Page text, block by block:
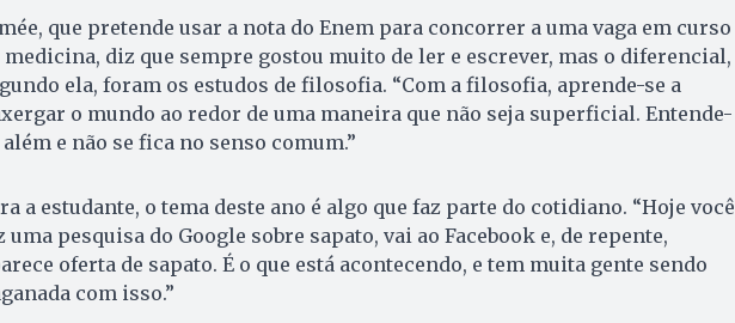
que pretende usar a nota do Enem para concorrer a uma vaga em curso
medicina, diz que sempre gostou muito de ler e escrever, mas o diferencial,
ela, foram os estudos de filosofia. “Com a filosofia, aprende-se a
o mundo ao redor de uma maneira que não seja superficial. Entende-
além e não se fica no senso comum.”
a estudante, o tema deste ano é algo que faz parte do cotidiano. “Hoje você
uma pesquisa do Google sobre sapato, vai ao Facebook e, de repente,
oferta de sapato. É o que está acontecendo, e tem muita gente sendo
com isso.”